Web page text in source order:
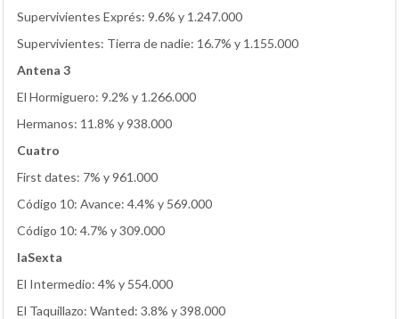
Supervivientes Exprés: 9.6% y 1.247.000
Supervivientes: Tierra de nadie: 16.7% y 1.155.000
Antena 3
El Hormiguero: 9.2% y 1.266.000
Hermanos: 11.8% y 938.000
Cuatro
First dates: 7% y 961.000
Código 10: Avance: 4.4% y 569.000
Código 10: 4.7% y 309.000
laSexta
El Intermedio: 4% y 554.000
El Taquillazo: Wanted: 3.8% y 398.000